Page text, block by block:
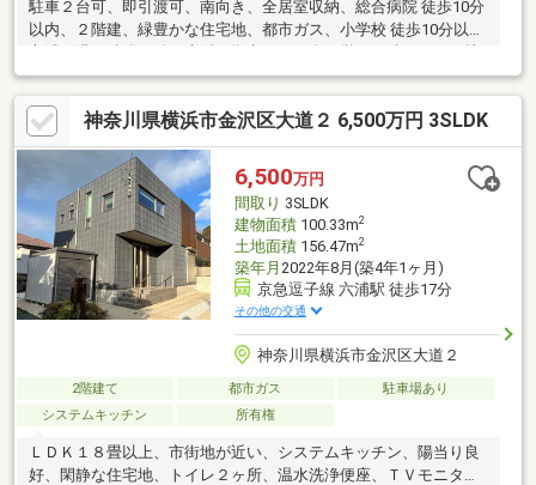
駐車２台可、即引渡可、南向き、全居室収納、総合病院 徒歩10分
以内、２階建、緑豊かな住宅地、都市ガス、小学校 徒歩10分以内
域。観光や商業に偏らず暮らしの場として成熟してきました。六
浦東3丁目もその流れの中で形成された住宅地で、低層住宅を中心
とした落ち着いた街並みが広がります。京急線で横浜・品川方面
へつながりながら 横須賀・三浦エリアへのアクセスも可能な追
浜駅から徒歩14分です。
神奈川県横浜市金沢区大道２ 6,500万円 3SLDK
6,500万円
間取り 3SLDK
建物面積100.33m2
土地面積156.47m2
築年月 2022年8月(築4年1ヶ月)
京急逗子線 六浦駅 徒歩17分
その他の交通
神奈川県横浜市金沢区大道２
2階建て 都市ガス
駐車場あり
システムキッチン
所有権
ＬＤＫ１８畳以上、市街地が近い、システムキッチン、陽当り良
好、閑静な住宅地、トイレ２ヶ所、温水洗浄便座、ＴＶモニタ付